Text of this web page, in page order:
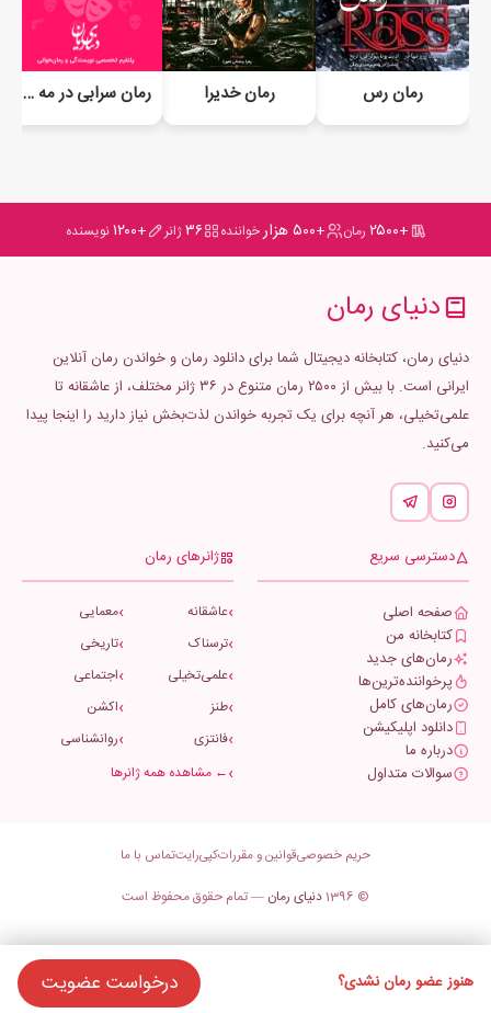
رمان رس رمان خدیرا رمان سرابی در مه (جلد دوم)
+۲۵۰۰ رمان +۵۰۰ هزار خواننده ۳۶ژانر +۱۲۰۰ نویسنده
دنیای رمان
دنیای رمان، کتابخانه دیجیتال شما برای دانلود رمان و خواندن رمان آنلاین
ایرانی است. با بیش از ۲۵۰۰ رمان متنوع در ۳۶ ژانر مختلف، از عاشقانه تا
علمی‌تخیلی، هر آنچه برای یک تجربه خواندن لذت‌بخش نیاز دارید را اینجا پیدا
می‌کنید.
دسترسی سریع
صفحه اصلی
کتابخانه من
رمان‌های جدید
پرخواننده‌ترین‌ها
رمان‌های کامل
دانلود اپلیکیشن
درباره ما
سوالات متداول
ژانرهای رمان
عاشقانه
معمایی
ترسناک
تاریخی
علمی‌تخیلی
اجتماعی
طنز
اکشن
فانتزی
روانشناسی
← مشاهده همه ژانرها
© 1396 دنیای رمان — تمام حقوق محفوظ است
حریم خصوصیقوانین و مقرراتکپی‌رایتتماس با ما
درخواست عضویت هنوز عضو رمان نشدی؟